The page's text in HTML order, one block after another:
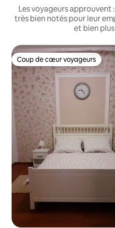
Les voyageurs
très bien notés pour leur
et bien
Coup de cœur voyageurs
Coup de cœur voyageurs